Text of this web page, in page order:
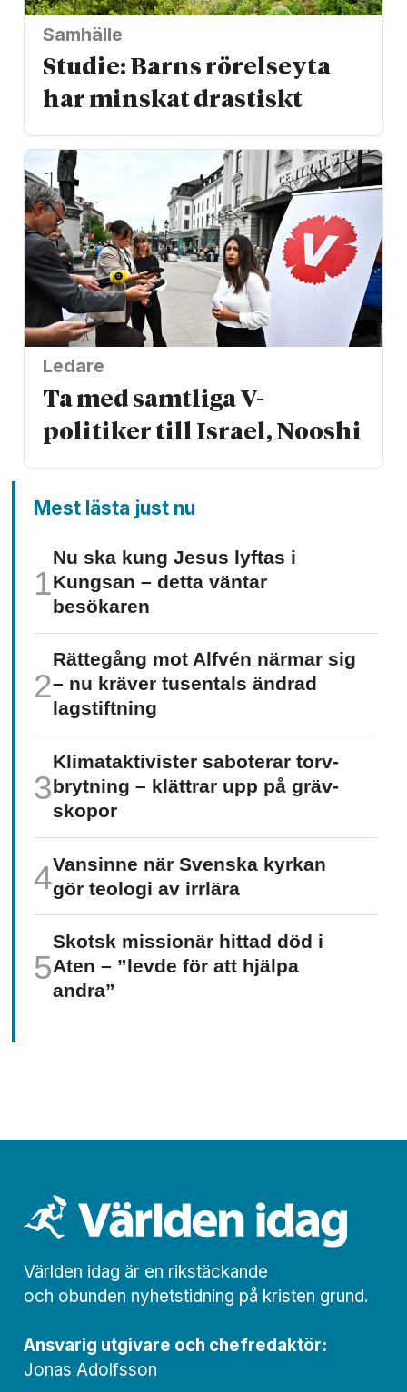
Samhälle
Studie: Barns rörelseyta
har minskat drastiskt
Ledare
Ta med samtliga V-
politiker till Israel, Nooshi
Mest lästa just nu
Nu ska kung Jesus lyftas i
Kungsan – detta väntar
besökaren
Rättegång mot Alfvén närmar sig
– nu kräver tusentals ändrad
lagstiftning
Klimat­aktivister saboterar torv­
brytning – klättrar upp på gräv­
skopor
Vansinne när Svenska kyrkan
gör teologi av irrlära
Skotsk missionär hittad död i
Aten – ”levde för att hjälpa
andra”
Världen idag är en rikstäckande
och obunden nyhets­­­tidning på kristen grund.
Ansvarig utgivare och chef­redaktör:
Jonas Adolfsson